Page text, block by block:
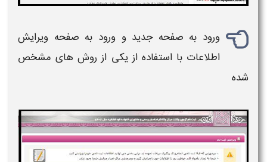
ورود به صفحه جدید و ورود به صفحه ویرایش
اطلاعات با استفاده از یکی از روش های مشخص
شده